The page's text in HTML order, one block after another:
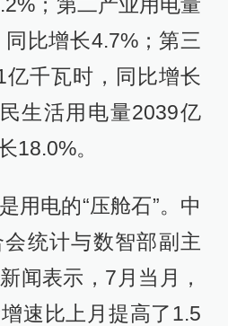
比增长4.7%；第三
亿千瓦时，同比增长
生活用电量2039亿
18.0%。
用电的“压舱石”。中
统计与数智部副主
闻表示，7月当月，
速比上月提高了1.5